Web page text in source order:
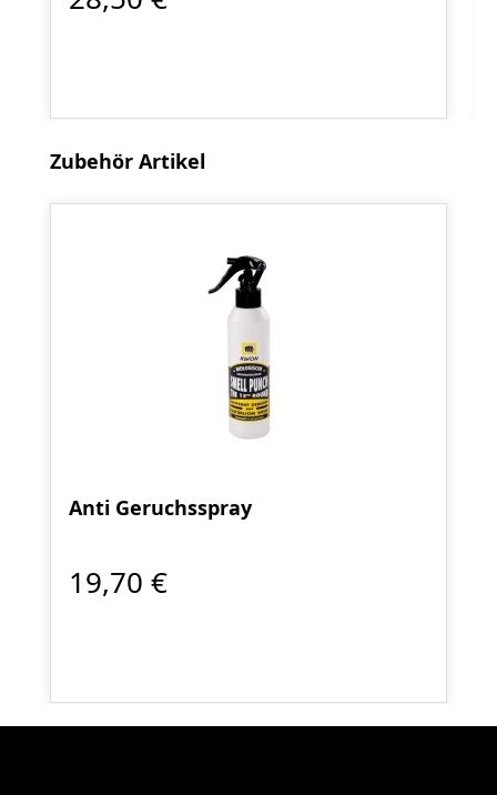
Produktgalerie überspringen
Zubehör Artikel
Anti Geruchsspray
19,70 €